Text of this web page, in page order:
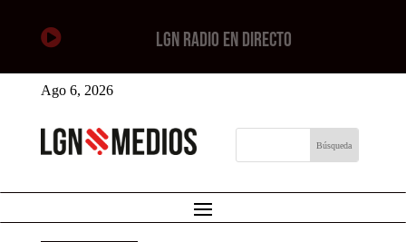
 LGN RADIO EN DIRECTO
Ago 6, 2026